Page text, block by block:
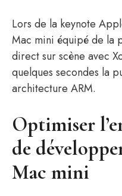
Lors de la keynote
Mac mini équipé de la
direct sur scène avec
quelques secondes la
architecture ARM.
Optimiser
de
Mac mini